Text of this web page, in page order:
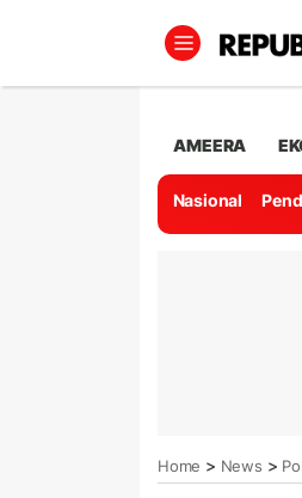
AMEERA
Nasional
Home > News >